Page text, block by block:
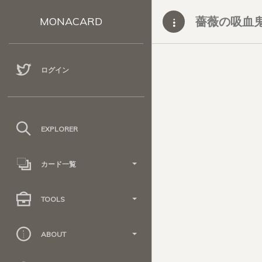
MONACARD
ログイン
EXPLORER
カード一覧
TOOLS
ABOUT
薔薇の吸血